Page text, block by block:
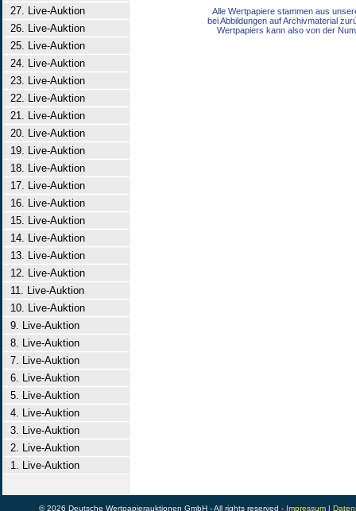
27. Live-Auktion
26. Live-Auktion
25. Live-Auktion
24. Live-Auktion
23. Live-Auktion
22. Live-Auktion
21. Live-Auktion
20. Live-Auktion
19. Live-Auktion
18. Live-Auktion
17. Live-Auktion
16. Live-Auktion
15. Live-Auktion
14. Live-Auktion
13. Live-Auktion
12. Live-Auktion
11. Live-Auktion
10. Live-Auktion
9. Live-Auktion
8. Live-Auktion
7. Live-Auktion
6. Live-Auktion
5. Live-Auktion
4. Live-Auktion
3. Live-Auktion
2. Live-Auktion
1. Live-Auktion
Alle Wertpapiere stammen aus
bei Abbildungen auf Archivmaterial
Wertpapiers kann also von der
© 2026 Deutsche Wertpapierauktionen GmbH - All rights reserved - Impressum|